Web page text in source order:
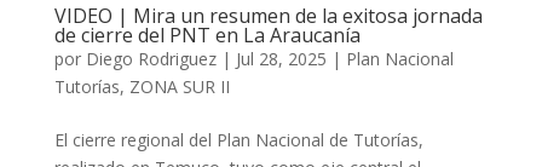
VIDEO | Mira un resumen de la exitosa jornada
de cierre del PNT en La Araucanía
por Diego Rodriguez| Jul 28, 2025 | Plan Nacional
Tutorías, ZONA SUR II
El cierre regional del Plan Nacional de Tutorías,